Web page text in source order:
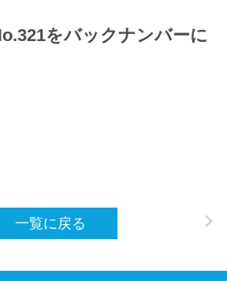
貿易保険
デジタルプラットフォーム
お問い合
をバックナンバーに
一覧に戻る